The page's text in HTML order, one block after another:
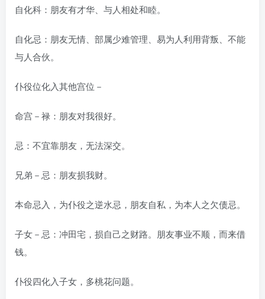
自化科：朋友有才华、与人相处和睦。
自化忌：朋友无情、部属少难管理、易为人利用背叛、不能
与人合伙。
仆役位化入其他宫位－
命宫－禄：朋友对我很好。
忌：不宜靠朋友，无法深交。
兄弟－忌：朋友损我财。
本命忌入，为仆役之逆水忌，朋友自私，为本人之欠债忌。
子女－忌：冲田宅，损自己之财路。朋友事业不顺，而来借
钱。
仆役四化入子女，多桃花问题。